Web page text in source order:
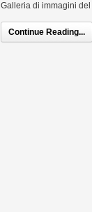
Galleria di immagini
Continue Reading...